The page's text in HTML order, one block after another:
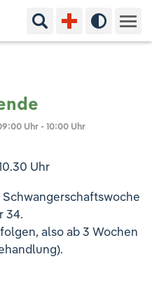
Suchbegriff eingeben
Hoher
Uhr - 10:00 Uhr
Uhr
34.
also ab 3 Wochen